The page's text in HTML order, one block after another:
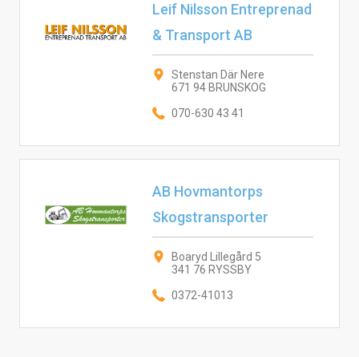
Leif Nilsson Entreprenad
& Transport AB
Stenstan Där Nere
671 94 BRUNSKOG
070-630 43 41
AB Hovmantorps
Skogstransporter
Boaryd Lillegård 5
341 76 RYSSBY
0372-41013